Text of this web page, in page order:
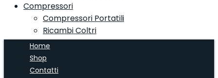
Compressori
Compressori Portatili
Ricambi Coltri
Home
Shop
Contatti